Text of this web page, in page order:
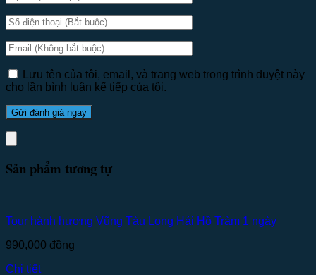
Lưu tên của tôi, email, và trang web trong trình duyệt này
cho lần bình luận kế tiếp của tôi.
Sản phẩm tương tự
Tour hành hương Vũng Tàu Long Hải Hồ Tràm 1 ngày
990,000 đồng
Chi tiết